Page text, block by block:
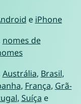
e iPhone
nomes de
Austrália, Brasil,
, França, Grã-
, Suíça e